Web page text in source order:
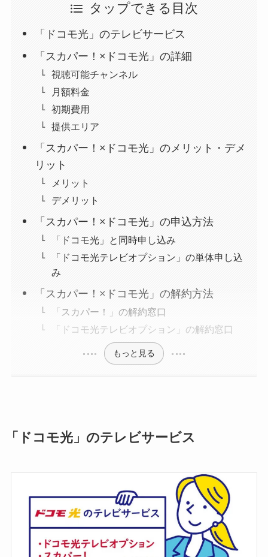
タップできる目次
「ドコモ光」のテレビサービス
「スカパー！×ドコモ光」の詳細
視聴可能チャンネル
月額料金
初期費用
提供エリア
「スカパー！×ドコモ光」のメリット・デメ
リット
メリット
デメリット
「スカパー！×ドコモ光」の申込方法
「ドコモ光」と同時申し込み
「ドコモ光テレビオプション」の単体申し込
み
「スカパー！×ドコモ光」の解約方法
「スカパー！」の解約窓口
「ドコモ光テレビオプション」の解約窓口
もっと見る
「ドコモ光」のテレビサービス